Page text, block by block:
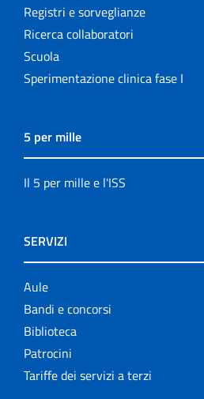
Registri e sorveglianze
Ricerca collaboratori
Scuola
Sperimentazione clinica fase I
5 per mille
Il 5 per mille e l'ISS
SERVIZI
Aule
Bandi e concorsi
Biblioteca
Patrocini
Tariffe dei servizi a terzi